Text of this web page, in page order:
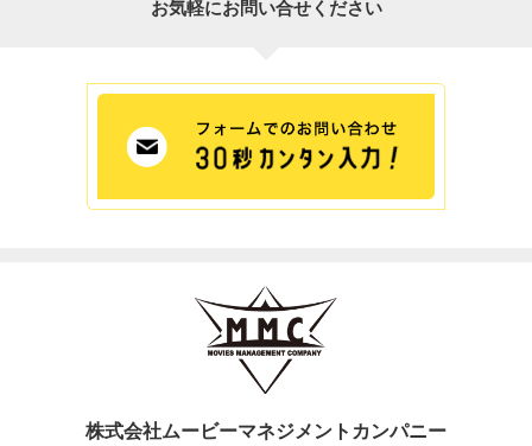
お気軽にお問い合せください
株式会社ムービーマネジメントカンパニー